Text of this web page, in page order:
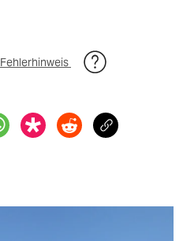
Fehlerhinweis